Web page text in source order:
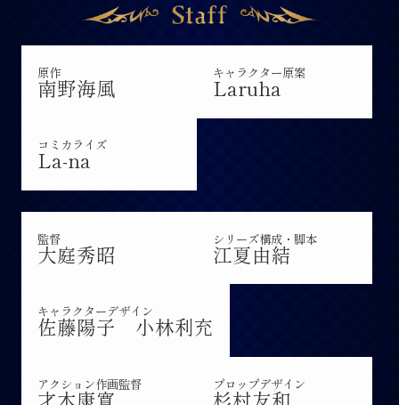
原作
南野海風
キャラクター原案
Laruha
コミカライズ
La-na
監督
大庭秀昭
シリーズ構成・脚本
江夏由結
キャラクターデザイン
佐藤陽子 小林利充
アクション作画監督
才木康寛
プロップデザイン
杉村友和